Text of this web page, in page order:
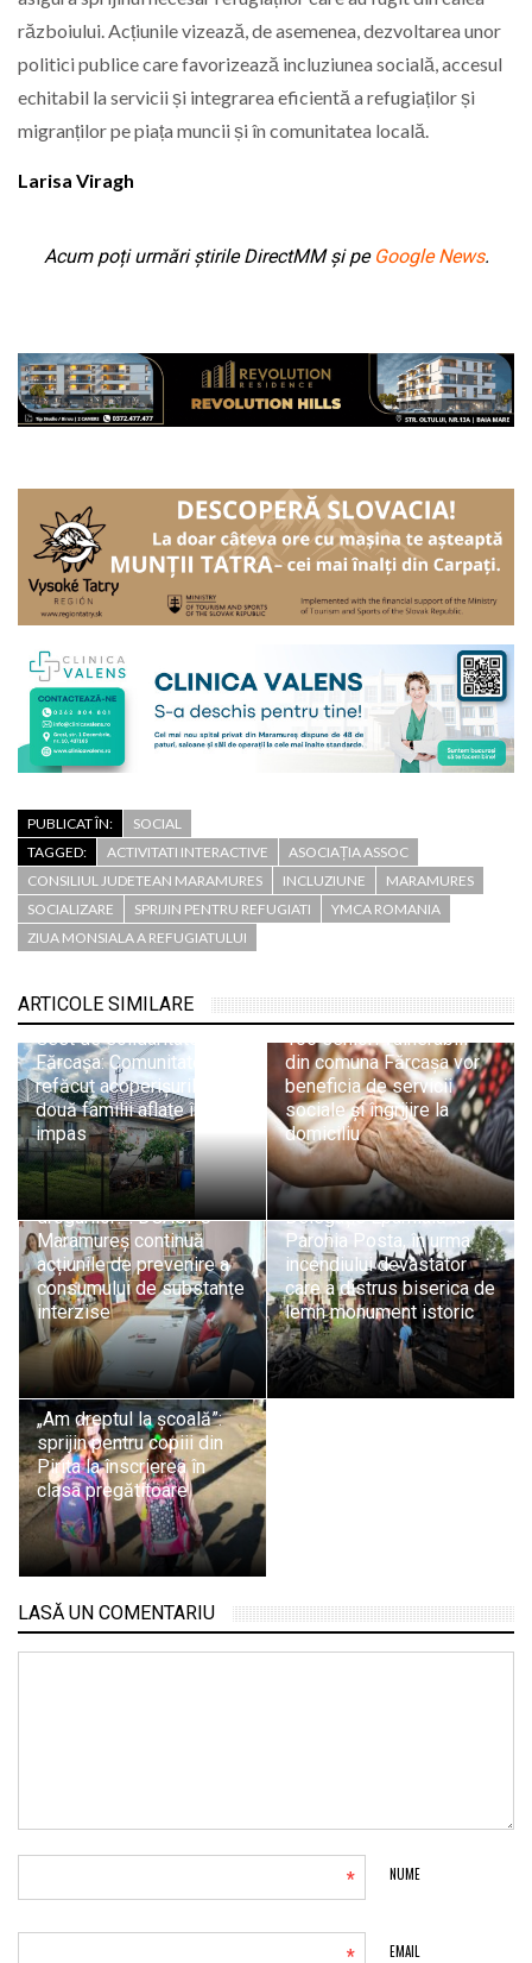
războiului. Acțiunile vizează, de asemenea, dezvoltarea unor
politici publice care favorizează incluziunea socială, accesul
echitabil la servicii și integrarea eficientă a refugiaților și
migranților pe piața muncii și în comunitatea locală.
Larisa Viragh
Acum poți urmări știrile DirectMM și pe Google News.
PUBLICAT ÎN:
SOCIAL
TAGGED:
ACTIVITATI INTERACTIVE
ASOCIAȚIA ASSOC
CONSILIUL JUDETEAN MARAMURES
INCLUZIUNE
MARAMURES
SOCIALIZARE
SPRIJIN PENTRU REFUGIATI
YMCA ROMANIA
ZIUA MONSIALA A REFUGIATULUI
ARTICOLE SIMILARE
Gest de solidaritate în
Fărcașa: Comunitatea a
refăcut acoperișurile a
două familii aflate în
impas
106 seniori vulnerabili
din comuna Fărcașa vor
beneficia de servicii
sociale și îngrijire la
domiciliu
„Alege viața! Spune NU
drogurilor!”: DGASPC
Maramureș continuă
acțiunile de prevenire a
consumului de substanțe
interzise
Delegație Eparhială la
Parohia Posta, în urma
incendiului devastator
care a distrus biserica de
lemn monument istoric
„Am dreptul la școală”:
sprijin pentru copiii din
Pirita la înscrierea în
clasa pregătitoare
LASĂ UN COMENTARIU
NUME
*
EMAIL